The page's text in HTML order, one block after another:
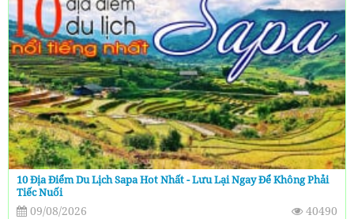
10 Địa Điểm Du Lịch Sapa Hot Nhất - Lưu Lại Ngay Để Không Phải
Tiếc Nuối
09/08/2026
40490